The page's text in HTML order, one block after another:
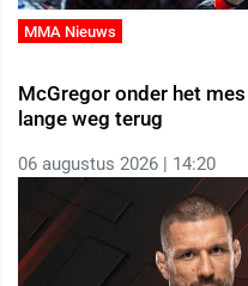
MMA Nieuws
McGregor onder het
lange weg terug
06 augustus 2026 | 14:20